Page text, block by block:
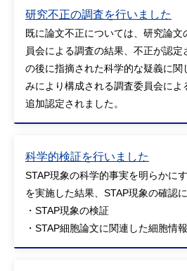
研究不正の調査を行いました
既に論文不正については、研究論
員会による調査の結果、不正が認定
の後に指摘された科学的な疑義に関
みにより構成される調査委員会によ
追加認定されました。
科学的検証を行いました
STAP現象の科学的事実を明らかに
を実施した結果、STAP現象の確認
・STAP現象の検証
・STAP細胞論文に関連した細胞情